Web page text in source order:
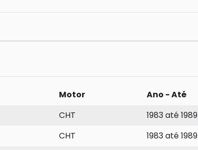
Motor
Ano - Até
CHT
1983 até 1989
CHT
1983 até 1989